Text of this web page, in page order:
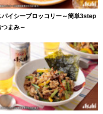
パイシーブロッコリー～簡単3step
つまみ～